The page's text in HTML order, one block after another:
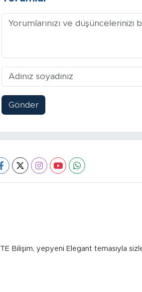
Gönder
TE Bilişim, yepyeni Elegant temasıyla